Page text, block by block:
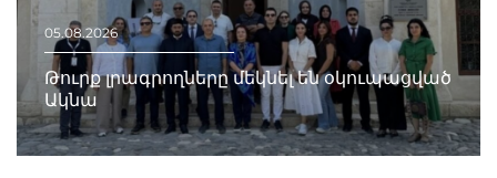
05.08.2026
Թուրք լրագրողները մեկնել են օկուպացված
Ակնա